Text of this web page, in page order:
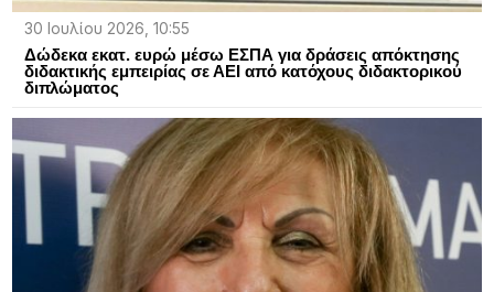
30 Ιουλίου 2026, 10:55
Δώδεκα εκατ. ευρώ μέσω ΕΣΠΑ για δράσεις απόκτησης
διδακτικής εμπειρίας σε ΑΕΙ από κατόχους διδακτορικού
διπλώματος